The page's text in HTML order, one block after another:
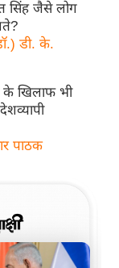
सिंह जैसे लोग
डी. के.
के खिलाफ भी
पाठक